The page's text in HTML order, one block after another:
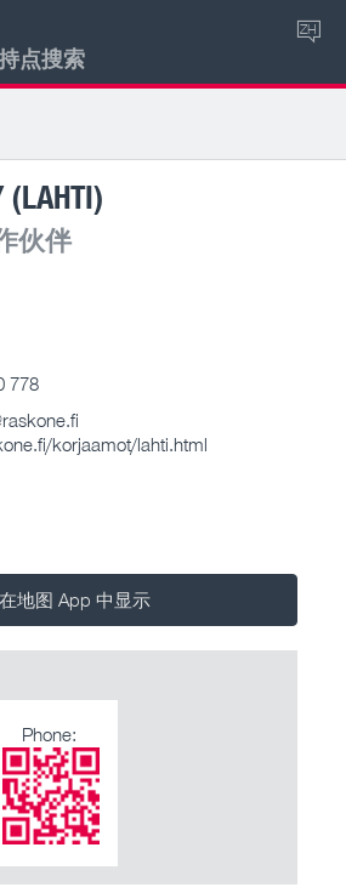
点搜索
ZH
(LAHTI)
伙伴
778
korjaamot/lahti.html
在地图 App 中显示
Phone: